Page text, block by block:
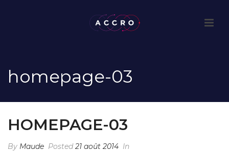
homepage-03
HOMEPAGE-03
By Maude Posted21 août 2014 In